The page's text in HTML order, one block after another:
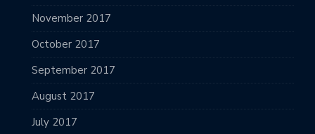
November 2017
October 2017
September 2017
August 2017
July 2017